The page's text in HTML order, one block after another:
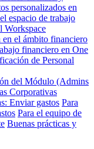
personalizados en
espacio de trabajo
Workspace
en el ámbito financiero
financiero en One
de Personal
del Módulo (Admins
Corporativas
Enviar gastos Para
Para el equipo de
Buenas prácticas y